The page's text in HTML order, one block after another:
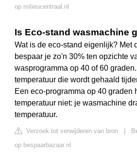
op milieucentraal.nl
Is Eco-stand wasmachine
Wat is de eco-stand eigenlijk? Met
bespaar je zo'n 30% ten opzichte
wasprogramma op 40 of 60
temperatuur die wordt gehaald
Een eco-programma op 40 graden
temperatuur niet: je wasmachine
temperatuur.
Verzoek tot verwijderen van bron
op bespaarbazaar.nl